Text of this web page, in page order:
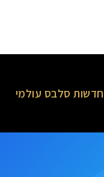
חדשות סלבס עולמי